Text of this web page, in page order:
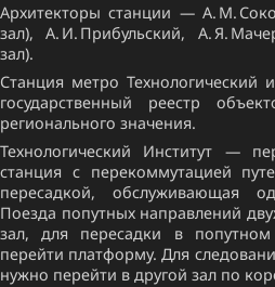
Архитекторы станции — А. М.
зал), А. И. Прибульский, А. Я.
зал).
Станция метро Технологический
государственный реестр
регионального значения.
Технологический Институт —
станция с перекоммутацией
пересадкой, обслуживающая
Поезда попутных направлений
зал, для пересадки в попутном
перейти платформу. Для
нужно перейти в другой зал по